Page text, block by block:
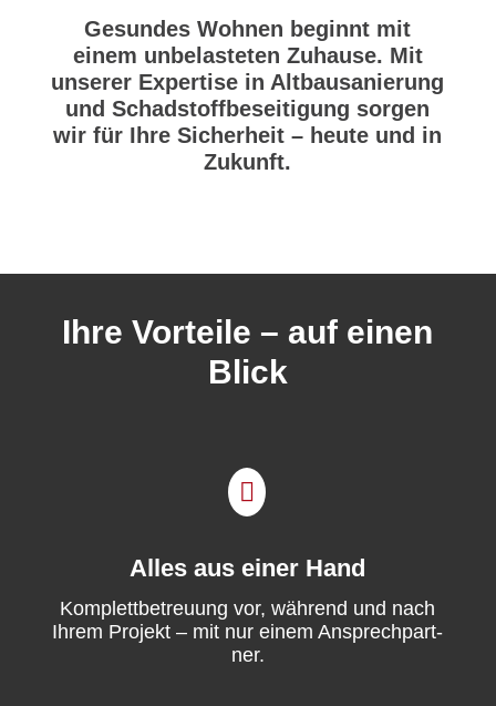
Gesundes Wohnen beginnt mit
einem unbelasteten Zuhause. Mit
unserer Expertise in Altbausanierung
und Schadstoffbeseitigung sorgen
wir für Ihre Sicherheit – heute und in
Zukunft.
Ihre Vorteile – auf einen
Blick

Alles aus einer Hand
Kom­plet­t­be­treu­ung vor, während und nach
Ihrem Pro­jekt – mit nur einem Ansprech­part­
ner.